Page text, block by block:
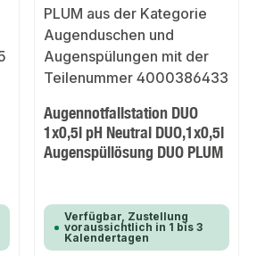
Augennotfallstation DUO
1x0,5l pH Neutral DUO,1x0,5l
Augenspüllösung DUO PLUM
Verfügbar, Zustellung
voraussichtlich in 1 bis 3
Kalendertagen